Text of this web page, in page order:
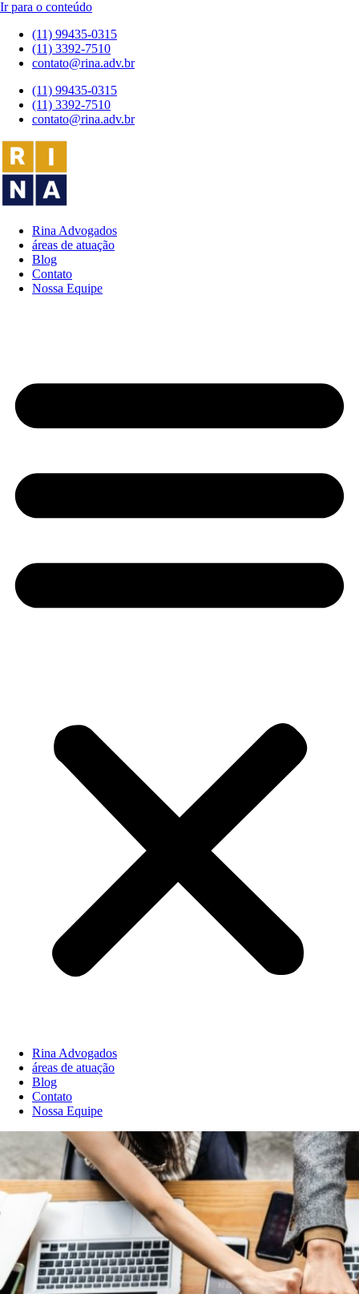
Ir para o conteúdo
(11) 99435-0315
(11) 3392-7510
contato@rina.adv.br
(11) 99435-0315
(11) 3392-7510
contato@rina.adv.br
Rina Advogados
áreas de atuação
Blog
Contato
Nossa Equipe
Rina Advogados
áreas de atuação
Blog
Contato
Nossa Equipe